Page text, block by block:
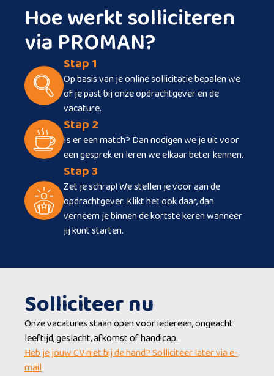
Hoe werkt solliciteren
via PROMAN?
Stap 1
Op basis van je online sollicitatie bepalen we
of je past bij onze opdrachtgever en de
vacature.
Stap 2
Is er een match? Dan nodigen we je uit voor
een gesprek en leren we elkaar beter kennen.
Stap 3
Zet je schrap! We stellen je voor aan de
opdrachtgever. Klikt het ook daar, dan
verneem je binnen de kortste keren wanneer
jij kunt starten.
Solliciteer nu
Onze vacatures staan open voor iedereen, ongeacht
leeftijd, geslacht, afkomst of handicap.
Heb je jouw CV niet bij de hand? Solliciteer later via e-
mail